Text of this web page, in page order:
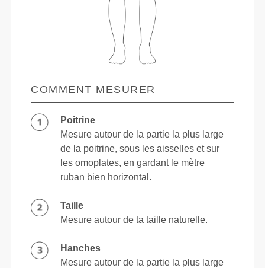
COMMENT MESURER
Poitrine
Mesure autour de la partie la plus large
de la poitrine, sous les aisselles et sur
les omoplates, en gardant le mètre
ruban bien horizontal.
Taille
Mesure autour de ta taille naturelle.
Hanches
Mesure autour de la partie la plus large